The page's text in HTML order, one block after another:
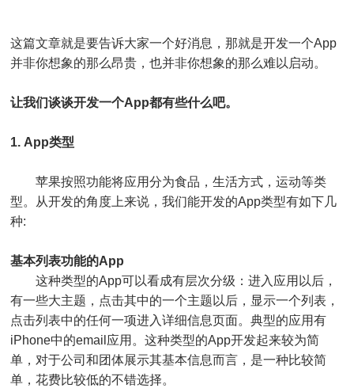
这篇文章就是要告诉大家一个好消息，那就是开发一个App
并非你想象的那么昂贵，也并非你想象的那么难以启动。
让我们谈谈开发一个App都有些什么吧。
1. App类型
苹果按照功能将应用分为食品，生活方式，运动等类
型。从开发的角度上来说，我们能开发的App类型有如下几
种:
基本列表功能的App
这种类型的App可以看成有层次分级：进入应用以后，
有一些大主题，点击其中的一个主题以后，显示一个列表，
点击列表中的任何一项进入详细信息页面。典型的应用有
iPhone中的email应用。这种类型的App开发起来较为简
单，对于公司和团体展示其基本信息而言，是一种比较简
单，花费比较低的不错选择。